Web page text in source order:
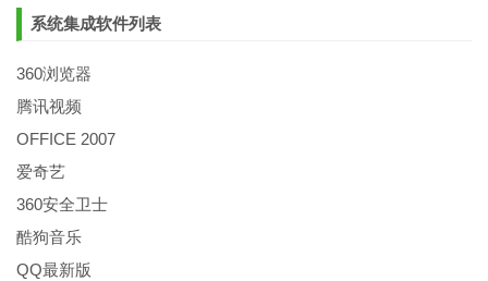
系统集成软件列表
360浏览器
腾讯视频
OFFICE 2007
爱奇艺
360安全卫士
酷狗音乐
QQ最新版